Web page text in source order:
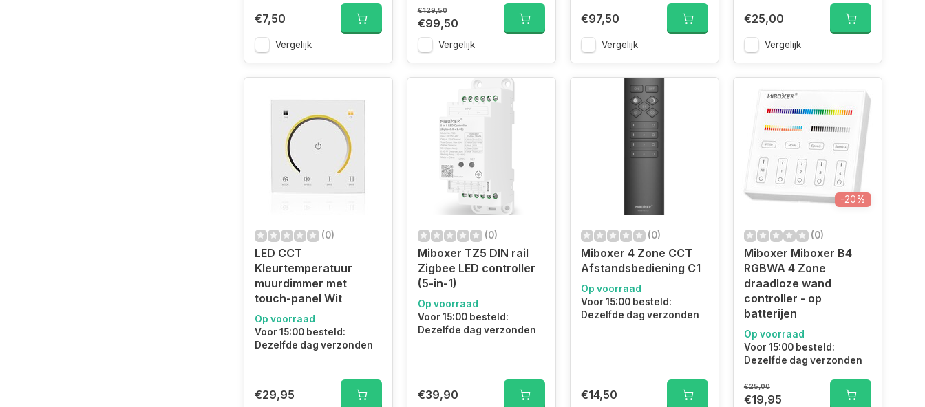
€7,50
Vergelijk
€129,50
€99,50
Vergelijk
€97,50
Vergelijk
€25,00
Vergelijk
(0)
LED CCT
Kleurtemperatuur
muurdimmer met
touch-panel Wit
Op voorraad
Voor 15:00 besteld:
Dezelfde dag verzonden
€29,95
(0)
Miboxer TZ5 DIN rail
Zigbee LED controller
(5-in-1)
Op voorraad
Voor 15:00 besteld:
Dezelfde dag verzonden
€39,90
(0)
Miboxer 4 Zone CCT
Afstandsbediening C1
Op voorraad
Voor 15:00 besteld:
Dezelfde dag verzonden
€14,50
-20%
(0)
Miboxer Miboxer B4
RGBWA 4 Zone
draadloze wand
controller - op
batterijen
Op voorraad
Voor 15:00 besteld:
Dezelfde dag verzonden
€25,00
€19,95